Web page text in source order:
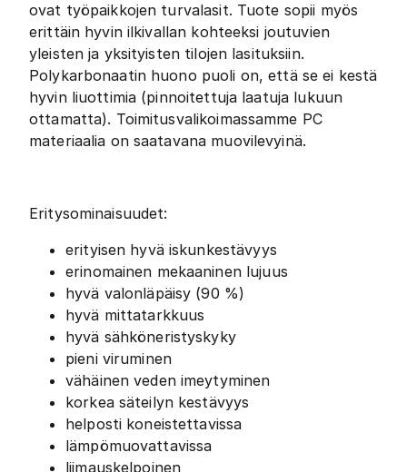
ovat työpaikkojen turvalasit. Tuote sopii myös
erittäin hyvin ilkivallan kohteeksi joutuvien
yleisten ja yksityisten tilojen lasituksiin.
Polykarbonaatin huono puoli on, että se ei kestä
hyvin liuottimia (pinnoitettuja laatuja lukuun
ottamatta). Toimitusvalikoimassamme PC
materiaalia on saatavana muovilevyinä.
Eritysominaisuudet:
erityisen hyvä iskunkestävyys
erinomainen mekaaninen lujuus
hyvä valonläpäisy (90 %)
hyvä mittatarkkuus
hyvä sähköneristyskyky
pieni viruminen
vähäinen veden imeytyminen
korkea säteilyn kestävyys
helposti koneistettavissa
lämpömuovattavissa
liimauskelpoinen